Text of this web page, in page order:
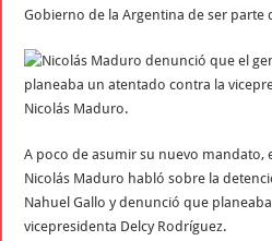
Gobierno de la Argentina de ser parte
Nicolás Maduro.
A poco de asumir su nuevo mandato,
Nicolás Maduro habló sobre la
Nahuel Gallo y denunció que
vicepresidenta Delcy Rodríguez.